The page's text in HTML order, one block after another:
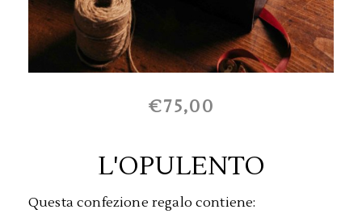
€75,00
L'OPULENTO
Questa confezione regalo contiene: